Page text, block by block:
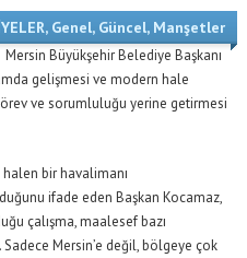
, Genel, Güncel, Manşetler
Büyükşehir Belediye Başkanı
gelişmesi ve modern hale
ve sorumluluğu yerine getirmesi
bir havalimanı
ifade eden Başkan Kocamaz,
çalışma, maalesef bazı
Mersin’e değil, bölgeye çok